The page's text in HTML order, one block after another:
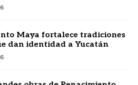
Maya fortalece tradiciones
dan identidad a Yucatán